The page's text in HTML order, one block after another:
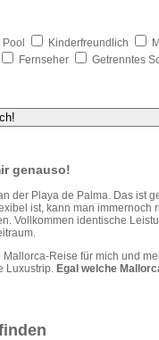
Pool Kinderfreundlich
Fernseher Getrenntes
genauso!
der Playa de Palma. Das ist
ist, kann man immernoch
Vollkommen identische
Reise für mich und
Luxustrip. Egal welche